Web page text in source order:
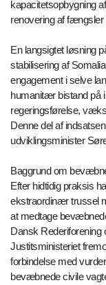
kapacitetsopbygning
renovering af fængsler
En langsigtet løsning
stabilisering af
engagement i selve
humanitær bistand på i
regeringsførelse,
Denne del af
udviklingsminister
Baggrund om
Efter hidtidig praksis
ekstraordinær trussel
at medtage
Dansk Rederiforening
Justitsministeriet
forbindelse med
bevæbnede civile